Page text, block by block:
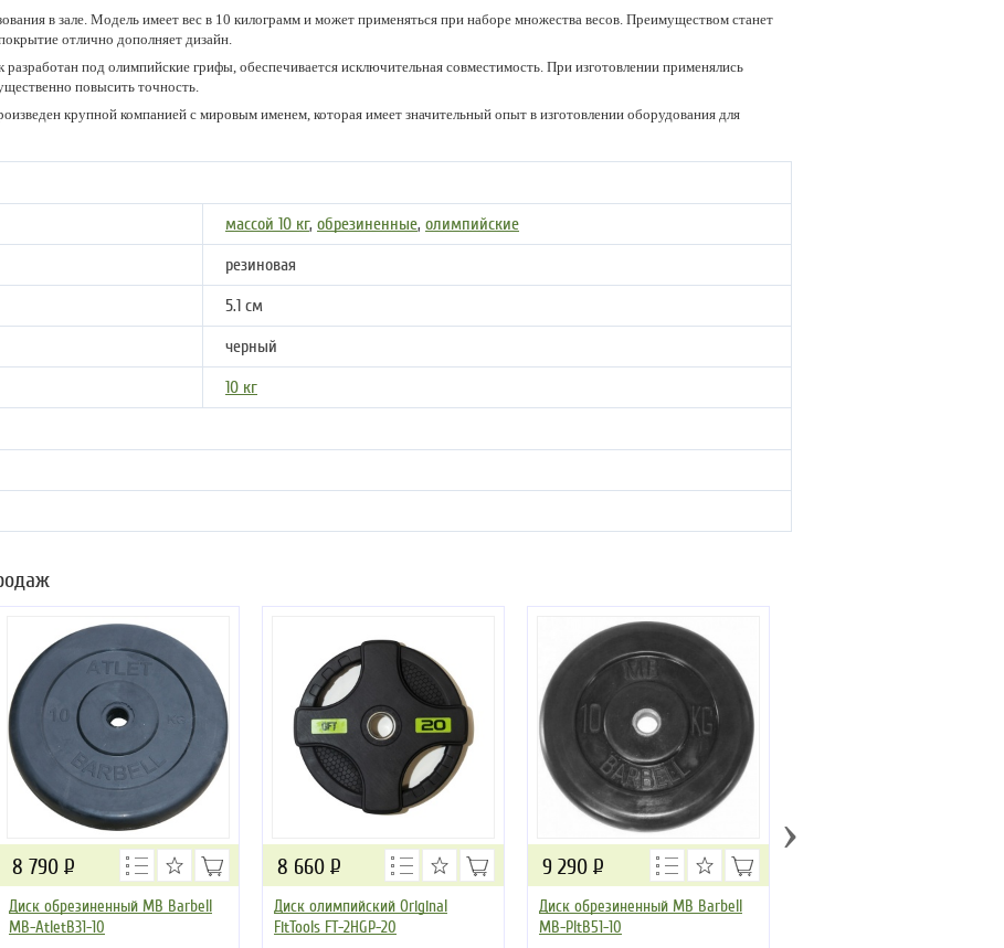
в зале. Модель имеет вес в 10 килограмм и может применяться при наборе множества весов. Преимуществом станет
отлично дополняет дизайн.
под олимпийские грифы, обеспечивается исключительная совместимость. При изготовлении применялись
повысить точность.
крупной компанией с мировым именем, которая имеет значительный опыт в изготовлении оборудования для
массой 10 кг, обрезиненные, олимпийские
резиновая
5.1 см
черный
10 кг
Диск обрезиненный MB Barbell
MB-AtletB31-10
8 790 Р
Диск олимпийский Original
FitTools FT-2HGP-20
8 660 Р
Диск обрезиненный MB Barbell
MB-PltB51-10
9 290 Р
›